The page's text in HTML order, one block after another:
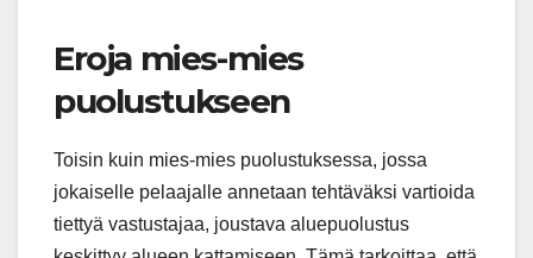
Eroja mies-mies
puolustukseen
Toisin kuin mies-mies puolustuksessa, jossa
jokaiselle pelaajalle annetaan tehtäväksi vartioida
tiettyä vastustajaa, joustava aluepuolustus